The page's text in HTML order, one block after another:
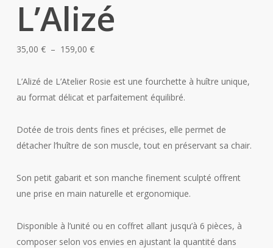
L’Alizé
35,00 € – 159,00 €Plage
prix :
35,00 €
159,00 €
L’Alizé de L’Atelier Rosie est une fourchette à huître unique,
au format délicat et parfaitement équilibré.
Dotée de trois dents fines et précises, elle permet de
détacher l’huître de son muscle, tout en préservant sa chair.
Son petit gabarit et son manche finement sculpté offrent
une prise en main naturelle et ergonomique.
Disponible à l’unité ou en coffret allant jusqu’à 6 pièces, à
composer selon vos envies en ajustant la quantité dans